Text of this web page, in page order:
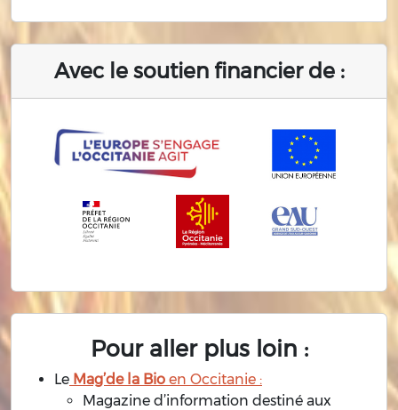
Avec le soutien financier de :
Pour aller plus loin :
Le Mag’de la Bio en Occitanie :
Magazine d’information destiné aux